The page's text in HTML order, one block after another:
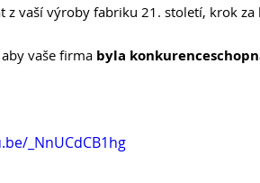
z vaší výroby fabriku 21. století, krok za
vaše firma byla
_NnUCdCB1hg